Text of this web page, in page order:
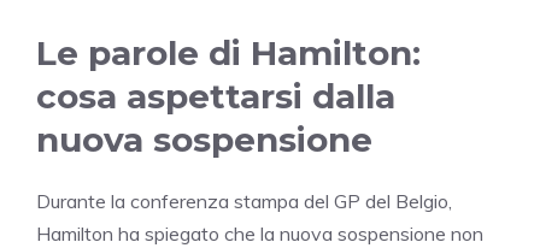
Le parole di Hamilton:
cosa aspettarsi dalla
nuova sospensione
Durante la conferenza stampa del GP del Belgio,
Hamilton ha spiegato che la nuova sospensione non